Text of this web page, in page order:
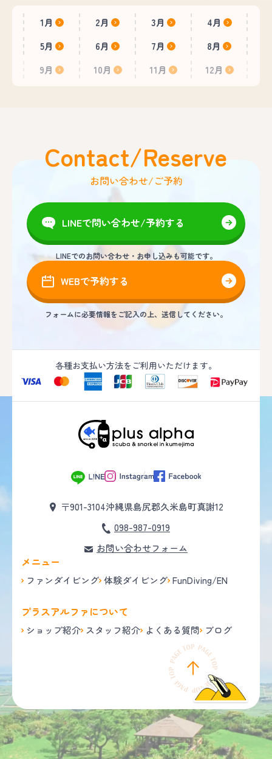
1月 2月 3月
4月
5月
6月 7月
8月
9月
10月 11月 12月
Contact/Reserve
お問い合わせ/ご予約
LINEで問い合わせ/予約する
LINEでのお問い合わせ・お申し込みも可能です。
WEBで予約する
フォームに必要情報をご記入の上、送信してください。
各種お支払い方法をご利用いただけます。
〒901-3104沖縄県島尻郡久米島町真謝12
098-987-0919
お問い合わせフォーム
メニュー
ファンダイビング 体験ダイビング FunDiving/EN
プラスアルファについて
ショップ紹介 スタッフ紹介 よくある質問 ブログ